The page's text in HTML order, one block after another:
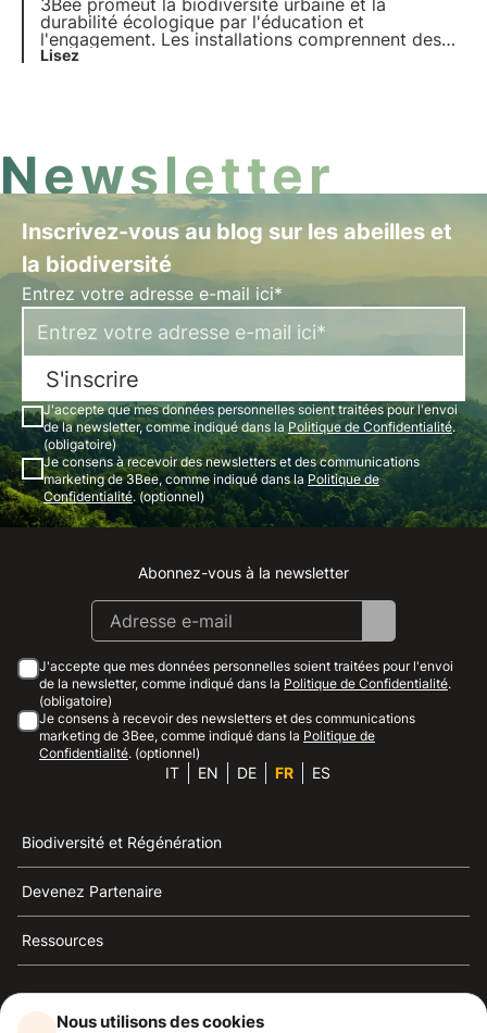
3Bee promeut la biodiversité urbaine et la
durabilité écologique par l'éducation et
l'engagement. Les installations comprennent des
hôtels à insectes, des lits de pollinisation et des
Lisez
Newsletter
Inscrivez-vous au blog sur les abeilles et
la biodiversité
Entrez votre adresse e-mail ici*
S'inscrire
J'accepte que mes données personnelles soient traitées pour l'envoi
de la newsletter, comme indiqué dans la Politique de Confidentialité.
(obligatoire)
Je consens à recevoir des newsletters et des communications
marketing de 3Bee, comme indiqué dans la Politique de
Confidentialité. (optionnel)
Instagram
Facebook
Linkedin
Youtube
Abonnez-vous à la newsletter
J'accepte que mes données personnelles soient traitées pour l'envoi
de la newsletter, comme indiqué dans la Politique de Confidentialité.
(obligatoire)
Je consens à recevoir des newsletters et des communications
marketing de 3Bee, comme indiqué dans la Politique de
Confidentialité. (optionnel)
IT EN DE FR ES
Biodiversité et Régénération
Devenez Partenaire
Ressources
Nous utilisons des cookies